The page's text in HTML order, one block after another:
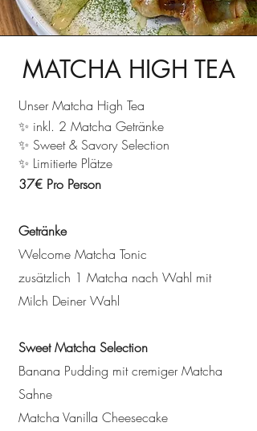
MATCHA HIGH TEA
Unser Matcha High Tea
✨ inkl. 2 Matcha Getränke
✨ Sweet & Savory Selection
✨ Limitierte Plätze
37€ Pro Person
Getränke
Welcome Matcha Tonic
zusätzlich 1 Matcha nach Wahl mit
Milch Deiner Wahl
Sweet Matcha Selection
Banana Pudding mit cremiger Matcha
Sahne
Matcha Vanilla Cheesecake